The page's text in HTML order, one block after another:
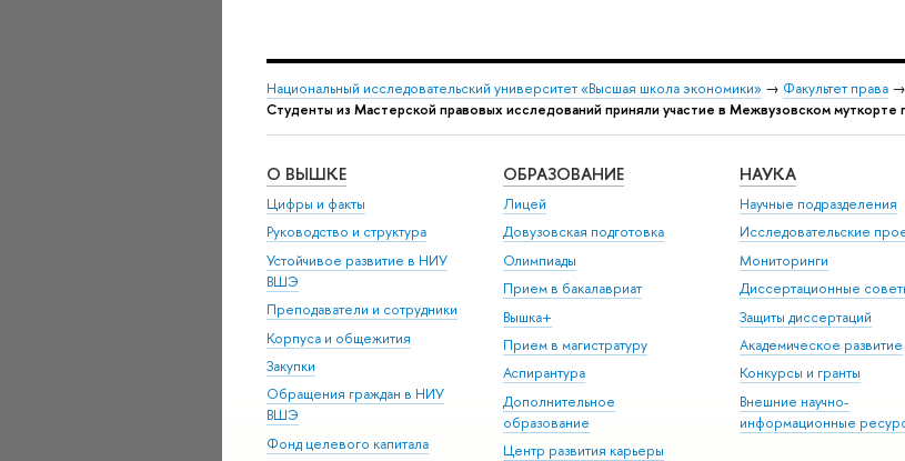
Национальный исследовательский университет «Высшая школа экономики» → Факультет права →
Студенты из Мастерской правовых исследований приняли участие в Межвузовском муткорте
О ВЫШКЕ
Цифры и факты
Руководство и структура
Устойчивое развитие в НИУ
ВШЭ
Преподаватели и сотрудники
Корпуса и общежития
Закупки
Обращения граждан в НИУ
ВШЭ
Фонд целевого капитала
ОБРАЗОВАНИЕ
Лицей
Довузовская подготовка
Олимпиады
Прием в бакалавриат
Вышка+
Прием в магистратуру
Аспирантура
Дополнительное
образование
Центр развития карьеры
НАУКА
Научные подразделения
Исследовательские
Мониторинги
Диссертационные
Защиты диссертаций
Академическое развитие
Конкурсы и гранты
Внешние научно-
информационные